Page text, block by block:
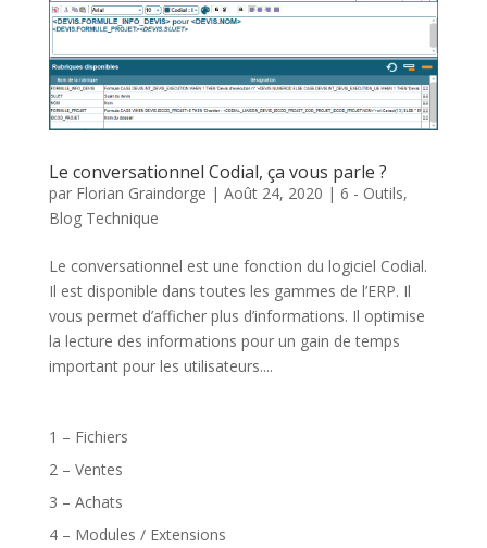
Le conversationnel Codial, ça vous parle ?
par Florian Graindorge | Août 24, 2020 | 6 - Outils,
Blog Technique
Le conversationnel est une fonction du logiciel Codial.
Il est disponible dans toutes les gammes de l’ERP. Il
vous permet d’afficher plus d’informations. Il optimise
la lecture des informations pour un gain de temps
important pour les utilisateurs....
1 – Fichiers
2 – Ventes
3 – Achats
4 – Modules / Extensions